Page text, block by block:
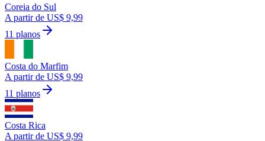
Coreia do Sul
A partir de US$ 9,99
11 planos
Costa do Marfim
A partir de US$ 9,99
11 planos
Costa Rica
A partir de US$ 9,99